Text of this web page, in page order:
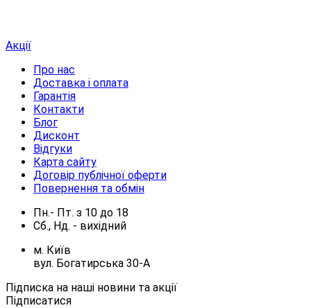
Акції
Про нас
Доставка і оплата
Гарантія
Контакти
Блог
Дисконт
Відгуки
Карта сайту
Договір публічної оферти
Повернення та обмін
Пн.- Пт. з 10 до 18
Сб., Нд. - вихідний
м. Київ
вул. Богатирська 30-А
Підписка на наші новини та акції
Підписатися